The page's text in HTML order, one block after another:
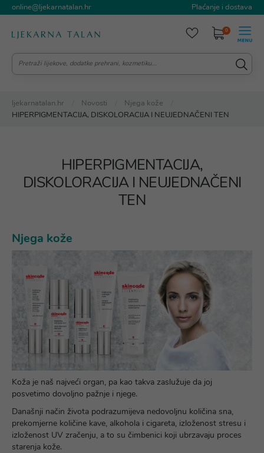
online@ljekarnatalan.hr Plaćanje i dostava
0
ljekarnatalan.hr Novosti
Njega kože
HIPERPIGMENTACIJA, DISKOLORACIJA I NEUJEDNAČENI TEN
HIPERPIGMENTACIJA,
DISKOLORACIJA I NEUJEDNAČENI
TEN
Njega kože
Koža je naš najveći organ, pa kao takva zaslužuje da joj
posvetimo dovoljno pažnje i njege.
Današnji način života podrazumijeva nedovoljnu količina sna,
prekomjerne količine kave, alkohola i cigareta, izloženost stresu i
izloženost UV zračenju, a to su čimbenici koji ubrzavaju proces
starenja kože.